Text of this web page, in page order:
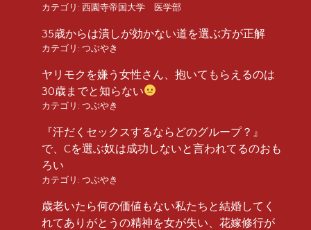
カテゴリ: 西園寺帝国大学 医学部
35歳からは潰しが効かない道を選ぶ方が正解
カテゴリ: つぶやき
ヤリモクを嫌う女性さん、抱いてもらえるのは
30歳までと知らない
カテゴリ: つぶやき
『汗だくセックスするならどのグループ？』
で、Cを選ぶ奴は成功しないと言われてるのおも
ろい
カテゴリ: つぶやき
歳老いたら何の価値もない私たちと結婚してく
れてありがとうの精神を女が失い、花嫁修行が